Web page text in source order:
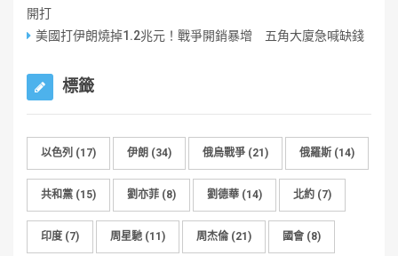
開打
美國打伊朗燒掉1.2兆元！戰爭開銷暴增 五角大廈急喊缺錢
標籤
以色列 (17) 伊朗 (34) 俄烏戰爭 (21) 俄羅斯 (14)
共和黨 (15) 劉亦菲 (8) 劉德華 (14) 北約 (7)
印度 (7) 周星馳 (11) 周杰倫 (21) 國會 (8)